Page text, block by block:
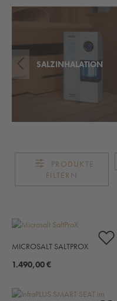
SALZINHALATION
FILTERN
MICROSALT SALTPROX
1.490,00 €